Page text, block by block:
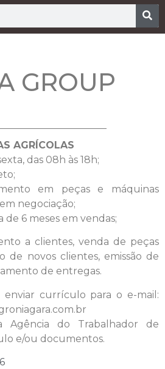
GROUP
AGRÍCOLAS
das 08h às 18h;
em peças e máquinas
negociação;
de 6 meses em vendas;
a clientes, venda de peças
de novos clientes, emissão de
de entregas.
enviar currículo para o e-mail:
do Trabalhador de
e/ou documentos.